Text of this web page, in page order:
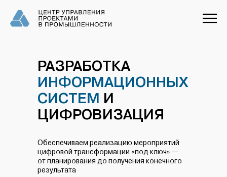
Обеспечиваем реализацию мероприятий
цифровой трансформации «под ключ» —
от планирования до получения конечного
результата
РАЗРАБОТКА
ИНФОРМАЦИОННЫХ
СИСТЕМ И
ЦИФРОВИЗАЦИЯ